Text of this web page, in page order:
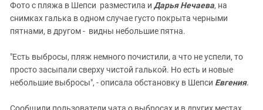
Фото с пляжа в Шепси разместила и Дарья Нечаева, на
снимках галька в одном случае густо покрыта черными
пятнами, в другом - видны небольшие пятна.
"Есть выбросы, пляж немного почистили, а что не успели, то
просто засыпали сверху чистой галькой. Но есть и новые
небольшие выбросы", - описала обстановку в Шепси Евгения.